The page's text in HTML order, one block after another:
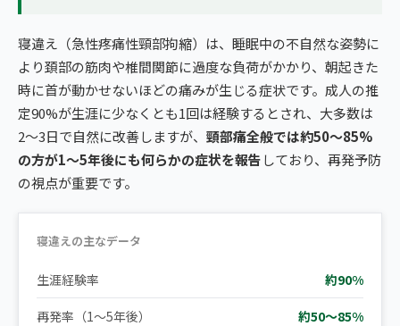
寝違え（急性疼痛性頸部拘縮）は、睡眠中の不自然な姿勢に
より頚部の筋肉や椎間関節に過度な負荷がかかり、朝起きた
時に首が動かせないほどの痛みが生じる症状です。成人の推
定90%が生涯に少なくとも1回は経験するとされ、大多数は
2〜3日で自然に改善しますが、 頸部痛全般では約50〜85%
の方が1〜5年後にも何らかの症状を報告しており、再発予防
の視点が重要です。
寝違えの主なデータ
生涯経験率 約90%
再発率（1〜5年後） 約50〜85%